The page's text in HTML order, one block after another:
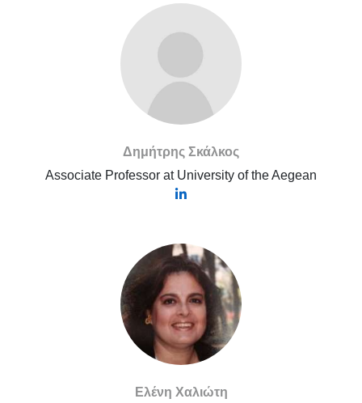
Δημήτρης Σκάλκος
Associate Professor at University of the Aegean
Ελένη Χαλιώτη